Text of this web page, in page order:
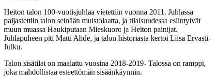
Heiton talon 100-vuotisjuhlaa vietettiin vuonna 2011. Juhlassa
paljastettiin talon seinään muistolaatta, ja tilaisuudessa esiintyivät
muun muassa Haukiputaan Mieskuoro ja Heiton painijat.
Juhlapuheen piti Matti Ahde, ja talon historiasta kertoi Liisa Ervasti-
Julku.
Talon sisätilat on maalattu vuosina 2018-2019- Talossa on ramppi,
joka mahdollistaa esteettömän sisäänkäynnin.